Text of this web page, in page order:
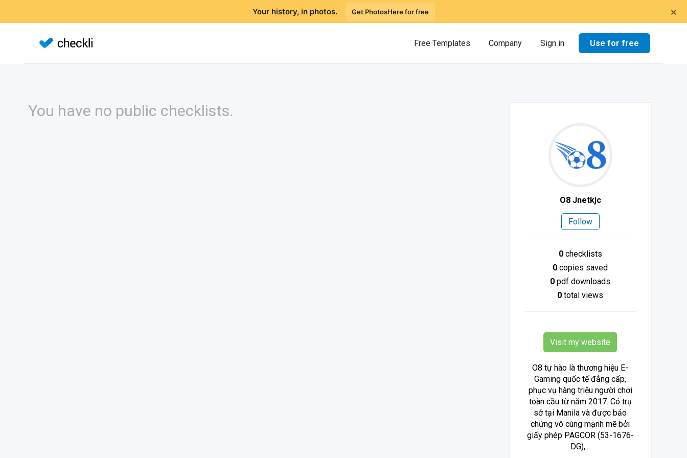
×
Your history, in photos. Get PhotosHere for free
Free Templates Company Sign in Use for free
You have no public checklists.
O8 Jnetkjc
Follow
0checklists
0 copies saved
0 pdf downloads
0 total views
Visit my website
O8 tự hào là thương hiệu E-
Gaming quốc tế đẳng cấp,
phục vụ hàng triệu người chơi
toàn cầu từ năm 2017. Có trụ
sở tại Manila và được bảo
chứng vô cùng mạnh mẽ bởi
giấy phép PAGCOR (53-1676-
DG),...